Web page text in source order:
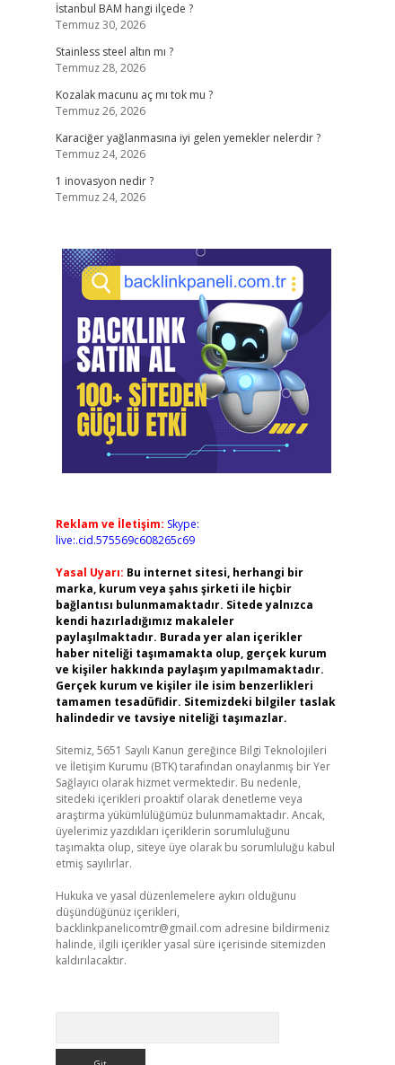
İstanbul BAM hangi ilçede ?
Temmuz 30, 2026
Stainless steel altın mı ?
Temmuz 28, 2026
Kozalak macunu aç mı tok mu ?
Temmuz 26, 2026
Karaciğer yağlanmasına iyi gelen yemekler nelerdir ?
Temmuz 24, 2026
1 inovasyon nedir ?
Temmuz 24, 2026
Reklam ve İletişim: Skype:
live:.cid.575569c608265c69
Yasal Uyarı: Bu internet sitesi, herhangi bir
marka, kurum veya şahıs şirketi ile hiçbir
bağlantısı bulunmamaktadır. Sitede yalnızca
kendi hazırladığımız makaleler
paylaşılmaktadır. Burada yer alan içerikler
haber niteliği taşımamakta olup, gerçek kurum
ve kişiler hakkında paylaşım yapılmamaktadır.
Gerçek kurum ve kişiler ile isim benzerlikleri
tamamen tesadüfidir. Sitemizdeki bilgiler taslak
halindedir ve tavsiye niteliği taşımazlar.
Sitemiz, 5651 Sayılı Kanun gereğince Bilgi Teknolojileri
ve İletişim Kurumu (BTK) tarafından onaylanmış bir Yer
Sağlayıcı olarak hizmet vermektedir. Bu nedenle,
sitedeki içerikleri proaktif olarak denetleme veya
araştırma yükümlülüğümüz bulunmamaktadır. Ancak,
üyelerimiz yazdıkları içeriklerin sorumluluğunu
taşımakta olup, siteye üye olarak bu sorumluluğu kabul
etmiş sayılırlar.
Hukuka ve yasal düzenlemelere aykırı olduğunu
düşündüğünüz içerikleri,
backlinkpanelicomtr@gmail.com adresine bildirmeniz
halinde, ilgili içerikler yasal süre içerisinde sitemizden
kaldırılacaktır.